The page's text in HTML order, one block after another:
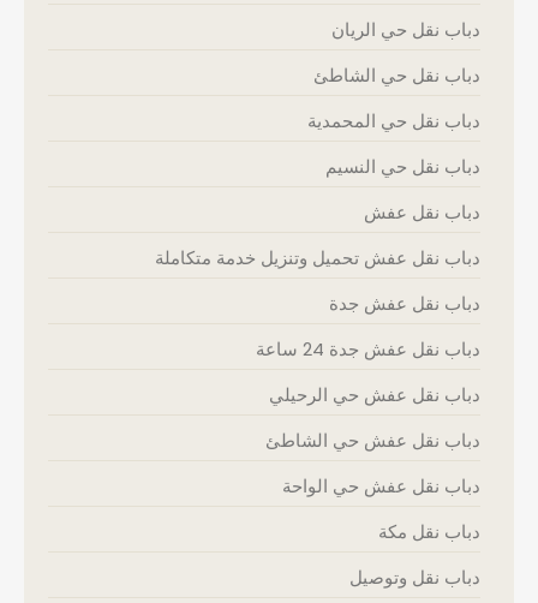
دباب نقل حي الريان
دباب نقل حي الشاطئ
دباب نقل حي المحمدية
دباب نقل حي النسيم
دباب نقل عفش
دباب نقل عفش تحميل وتنزيل خدمة متكاملة
دباب نقل عفش جدة
دباب نقل عفش جدة 24 ساعة
دباب نقل عفش حي الرحيلي
دباب نقل عفش حي الشاطئ
دباب نقل عفش حي الواحة
دباب نقل مكة
دباب نقل وتوصيل